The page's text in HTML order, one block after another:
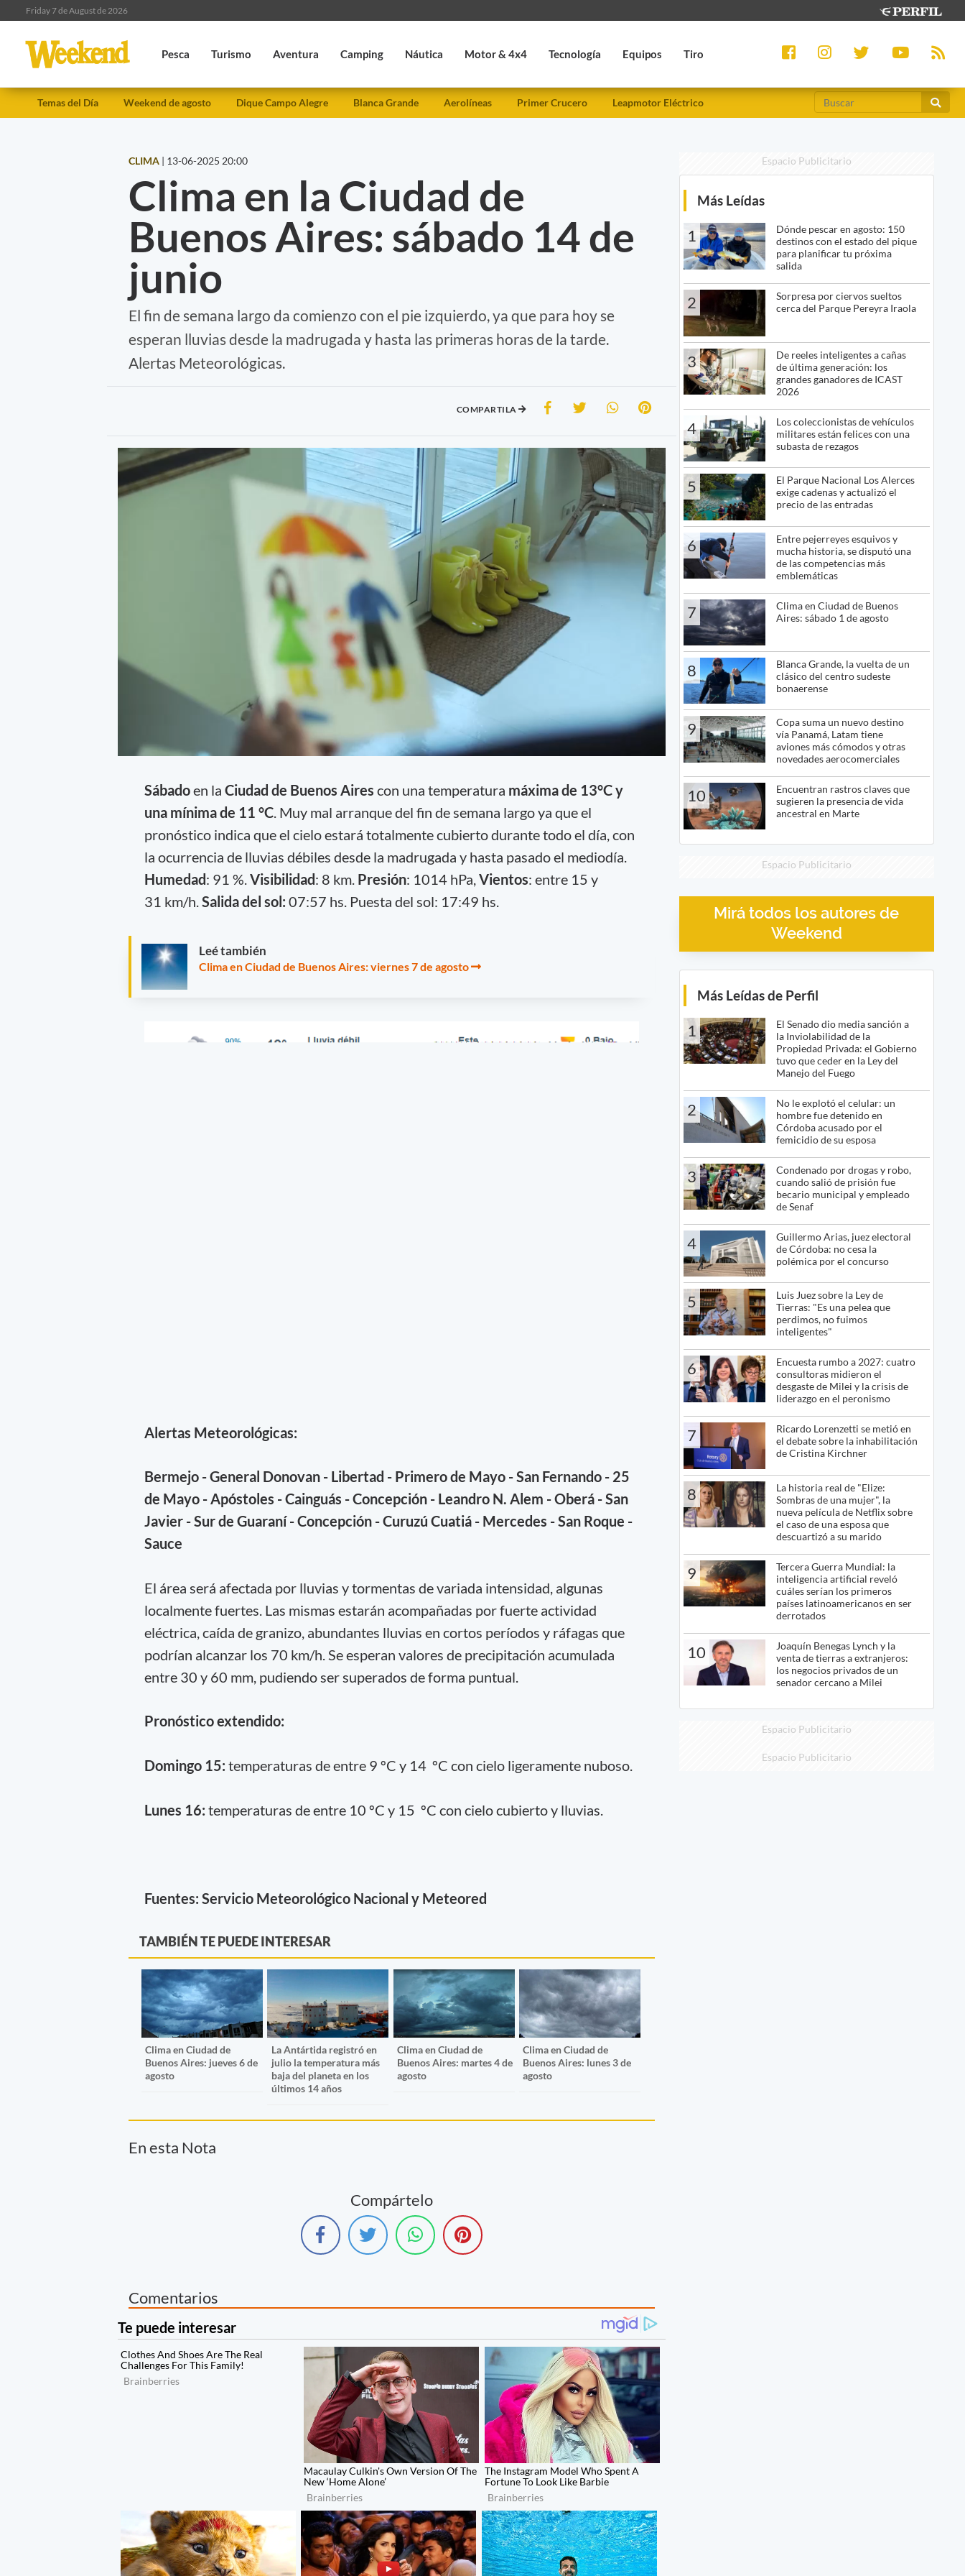
Friday 7 de August de 2026
Pesca Turismo Aventura Camping Náutica Motor & 4x4 Tecnología Equipos Tiro
Temas del Día Weekend de agosto Dique Campo Alegre Blanca Grande Aerolíneas Primer Crucero Leapmotor Eléctrico
CLIMA | 13-06-2025 20:00
Clima en la Ciudad de
Buenos Aires: sábado 14 de
junio
El fin de semana largo da comienzo con el pie izquierdo, ya que para hoy se
esperan lluvias desde la madrugada y hasta las primeras horas de la tarde.
Alertas Meteorológicas.
COMPARTILA
Sábadoen la Ciudad de Buenos Aires con una temperatura máxima de 13°C y
una mínima de 11 °C. Muy mal arranque del fin de semana largo ya que el
pronóstico indica que el cielo estará totalmente cubierto durante todo el día, con
la ocurrencia de lluvias débiles desde la madrugada y hasta pasado el mediodía.
Humedad: 91 %. Visibilidad: 8 km. Presión: 1014 hPa, Vientos: entre 15 y
31 km/h. Salida del sol: 07:57 hs. Puesta del sol: 17:49 hs.
Leé también
Clima en Ciudad de Buenos Aires: viernes 7 de agosto
Alertas Meteorológicas:
Bermejo - General Donovan - Libertad - Primero de Mayo - San Fernando - 25
de Mayo - Apóstoles - Cainguás - Concepción - Leandro N. Alem - Oberá - San
Javier - Sur de Guaraní - Concepción - Curuzú Cuatiá - Mercedes - San Roque -
Sauce
El área será afectada por lluvias y tormentas de variada intensidad, algunas
localmente fuertes. Las mismas estarán acompañadas por fuerte actividad
eléctrica, caída de granizo, abundantes lluvias en cortos períodos y ráfagas que
podrían alcanzar los 70 km/h. Se esperan valores de precipitación acumulada
entre 30 y 60 mm, pudiendo ser superados de forma puntual.
Pronóstico extendido:
Domingo 15: temperaturas de entre 9 ºC y 14 ºC con cielo ligeramente nuboso.
Lunes 16: temperaturas de entre 10 ºC y 15 ºC con cielo cubierto y lluvias.
Fuentes: Servicio Meteorológico Nacional y Meteored
TAMBIÉN TE PUEDE INTERESAR
Clima en Ciudad de
Buenos Aires: jueves 6 de
agosto
La Antártida registró en
julio la temperatura más
baja del planeta en los
últimos 14 años
Clima en Ciudad de
Buenos Aires: martes 4 de
agosto
Clima en Ciudad de
Buenos Aires: lunes 3 de
agosto
En esta Nota
Compártelo
Comentarios
Espacio Publicitario
Más Leídas
1
Dónde pescar en agosto: 150
destinos con el estado del pique
para planificar tu próxima
salida
2
Sorpresa por ciervos sueltos
cerca del Parque Pereyra Iraola
3
De reeles inteligentes a cañas
de última generación: los
grandes ganadores de ICAST
2026
4
Los coleccionistas de vehículos
militares están felices con una
subasta de rezagos
5
El Parque Nacional Los Alerces
exige cadenas y actualizó el
precio de las entradas
6
Entre pejerreyes esquivos y
mucha historia, se disputó una
de las competencias más
emblemáticas
7
Clima en Ciudad de Buenos
Aires: sábado 1 de agosto
8
Blanca Grande, la vuelta de un
clásico del centro sudeste
bonaerense
9
Copa suma un nuevo destino
vía Panamá, Latam tiene
aviones más cómodos y otras
novedades aerocomerciales
10
Encuentran rastros claves que
sugieren la presencia de vida
ancestral en Marte
Espacio Publicitario
Mirá todos los autores de
Weekend
Más Leídas de Perfil
1
El Senado dio media sanción a
la Inviolabilidad de la
Propiedad Privada: el Gobierno
tuvo que ceder en la Ley del
Manejo del Fuego
2
No le explotó el celular: un
hombre fue detenido en
Córdoba acusado por el
femicidio de su esposa
3
Condenado por drogas y robo,
cuando salió de prisión fue
becario municipal y empleado
de Senaf
4
Guillermo Arias, juez electoral
de Córdoba: no cesa la
polémica por el concurso
5
Luis Juez sobre la Ley de
Tierras: "Es una pelea que
perdimos, no fuimos
inteligentes"
6
Encuesta rumbo a 2027: cuatro
consultoras midieron el
desgaste de Milei y la crisis de
liderazgo en el peronismo
7
Ricardo Lorenzetti se metió en
el debate sobre la inhabilitación
de Cristina Kirchner
8
La historia real de "Elize:
Sombras de una mujer", la
nueva película de Netflix sobre
el caso de una esposa que
descuartizó a su marido
9
Tercera Guerra Mundial: la
inteligencia artificial reveló
cuáles serían los primeros
países latinoamericanos en ser
derrotados
10
Joaquín Benegas Lynch y la
venta de tierras a extranjeros:
los negocios privados de un
senador cercano a Milei
Espacio Publicitario
Espacio Publicitario